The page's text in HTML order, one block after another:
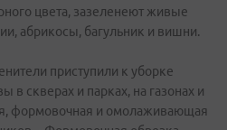
цвета, зазеленеют живые
абрикосы, багульник и вишни.
приступили к уборке
в скверах и парках, на газонах и
формовочная и омолаживающая